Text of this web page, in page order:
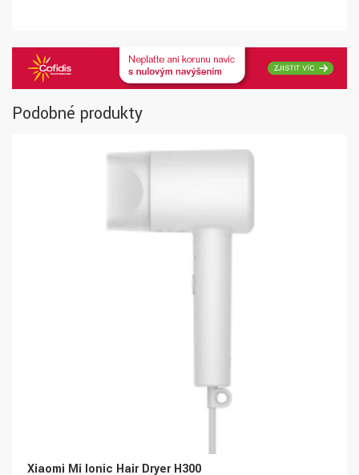
Podobné produkty
Xiaomi Mi Ionic Hair Dryer H300